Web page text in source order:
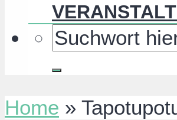
Home »